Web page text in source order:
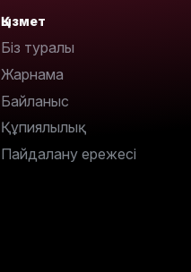
Қызмет
Біз туралы
Жарнама
Байланыс
Құпиялылық
Пайдалану ережесі